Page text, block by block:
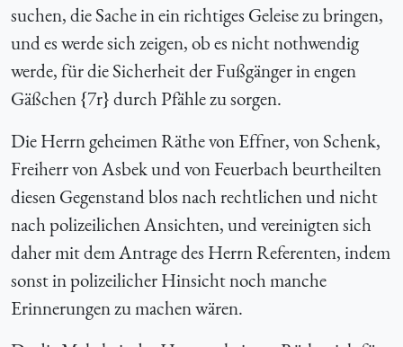
suchen, die Sache in ein richtiges Geleise zu bringen,
und es werde sich zeigen, ob es nicht nothwendig
werde, für die Sicherheit der Fußgänger in engen
Gäßchen {7r} durch Pfähle zu sorgen.
Die Herrn geheimen Räthe von Effner, von Schenk,
Freiherr von Asbek und von Feuerbach beurtheilten
diesen Gegenstand blos nach rechtlichen und nicht
nach polizeilichen Ansichten, und vereinigten sich
daher mit dem Antrage des Herrn Referenten, indem
sonst in polizeilicher Hinsicht noch manche
Erinnerungen zu machen wären.